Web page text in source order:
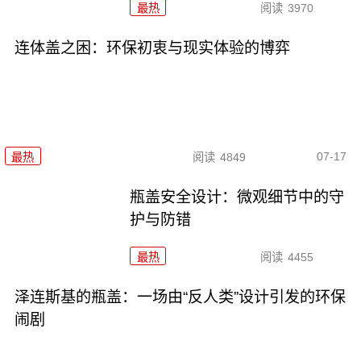
最热 阅读 3970
连体盖之困：环保初衷与现实体验的博弈
最热 阅读 4849 07-17
瓶盖安全设计：微观细节中的守
护与防错
最热 阅读 4455
泽连斯基的瓶盖：一场由“反人类”设计引发的环保
闹剧